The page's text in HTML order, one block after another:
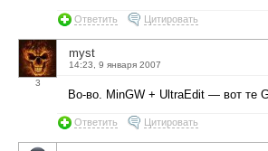
Ответить Цитировать
3
myst
14:23, 9 января 2007
Во-во. MinGW + UltraEdit — вот те
Ответить Цитировать